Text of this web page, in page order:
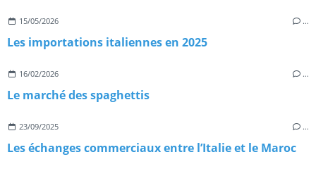
15/05/2026 …
Les importations italiennes en 2025
16/02/2026 …
Le marché des spaghettis
23/09/2025 …
Les échanges commerciaux entre l’Italie et le Maroc